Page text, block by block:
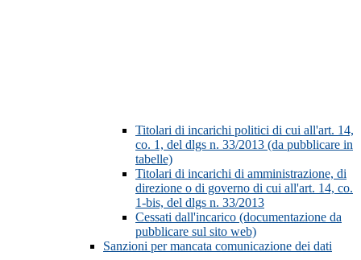
Titolari di incarichi politici di cui all'art. 14,
co. 1, del dlgs n. 33/2013 (da pubblicare in
tabelle)
Titolari di incarichi di amministrazione, di
direzione o di governo di cui all'art. 14, co.
1-bis, del dlgs n. 33/2013
Cessati dall'incarico (documentazione da
pubblicare sul sito web)
Sanzioni per mancata comunicazione dei dati